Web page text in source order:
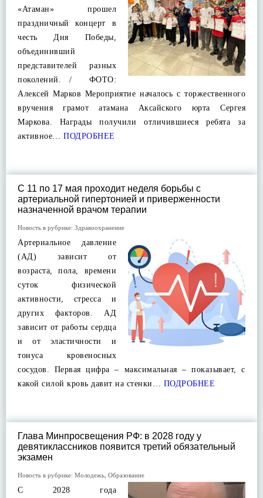
«Атаман» прошел
праздничный концерт в
честь Дня Победы,
объединивший
представителей разных
поколений. / ФОТО:
Алексей Марков Мероприятие началось с торжественного
вручения грамот атамана Аксайского юрта Сергея
Маркова. Награды получили отличившиеся ребята за
активное… ПОДРОБНЕЕ
С 11 по 17 мая проходит неделя борьбы с
артериальной гипертонией и приверженности
назначенной врачом терапии
Новость в рубрике: Здравоохранение
Артериальное давление
(АД) зависит от
возраста, пола, времени
суток физической
активности, стресса и
других факторов. АД
зависит от работы сердца
и от эластичности и
тонуса кровеносных
сосудов. Первая цифра – максимальная – показывает, с
какой силой кровь давит на стенки… ПОДРОБНЕЕ
Глава Минпросвещения РФ: в 2028 году у
девятиклассников появится третий обязательный
экзамен
Новость в рубрике: Молодежь Образование
С 2028 года